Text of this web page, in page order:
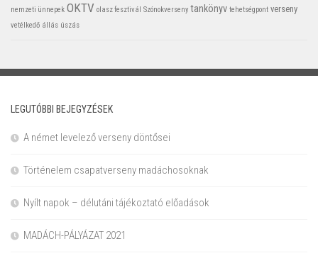
nemzeti ünnepek OKTV olasz fesztivál Szónokverseny tankönyv tehetségpont verseny
vetélkedő állás úszás
LEGUTÓBBI BEJEGYZÉSEK
A német levelező verseny döntősei
Történelem csapatverseny madáchosoknak
Nyílt napok – délutáni tájékoztató előadások
MADÁCH-PÁLYÁZAT 2021